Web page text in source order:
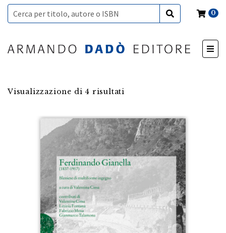
0
Visualizzazione di 4 risultati